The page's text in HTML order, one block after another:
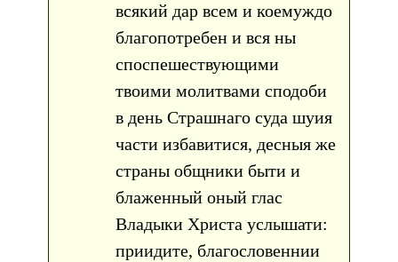
всякий дар всем и коемуждо
благопотребен и вся ны
споспешествующими
твоими молитвами сподоби
в день Страшнаго суда шуия
части избавитися, десныя же
страны общники быти и
блаженный оный глас
Владыки Христа услышати:
приидите, благословеннии